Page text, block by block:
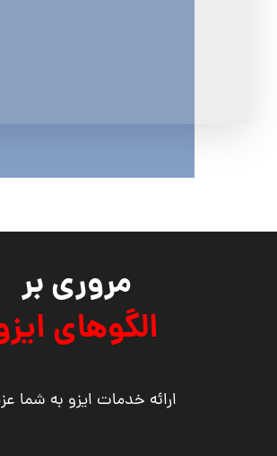
مروری بر
الگوهای
ارائه خدمات ایزو به شما